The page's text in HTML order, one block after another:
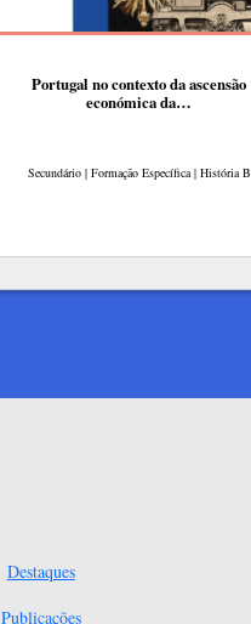
Portugal no contexto da ascensão
económica da…
Secundário | Formação Específica | História B
Destaques
Publicações